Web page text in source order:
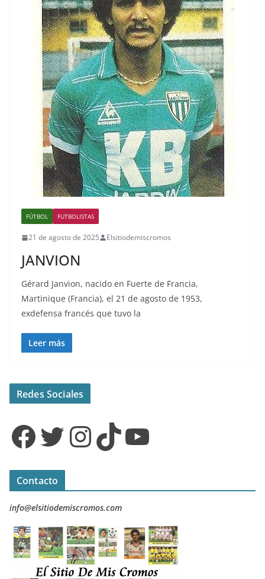
FÚTBOL FUTBOLISTAS
21 de agosto de 2025 Elsitiodemiscromos
JANVION
Gérard Janvion, nacido en Fuerte de Francia,
Martinique (Francia), el 21 de agosto de 1953,
exdefensa francés que tuvo la
Leer más
Redes Sociales
Facebook Twitter InstagramTikTok YouTube
Contacto
info@elsitiodemiscromos.com